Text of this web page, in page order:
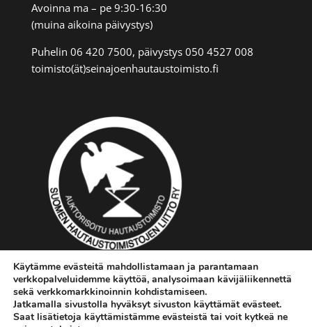
Avoinna ma – pe 9:30-16:30
(muina aikoina päivystys)
Puhelin 06 420 7500, päivystys 050 4527 008
toimisto(ät)seinajoenhautaustoimisto.fi
Käytämme evästeitä mahdollistamaan ja parantamaan
verkkopalveluidemme käyttöä, analysoimaan kävijäliikennettä
sekä verkkomarkkinoinnin kohdistamiseen.
Jatkamalla sivustolla hyväksyt sivuston käyttämät evästeet.
Saat lisätietoja käyttämistämme evästeistä tai voit kytkeä ne